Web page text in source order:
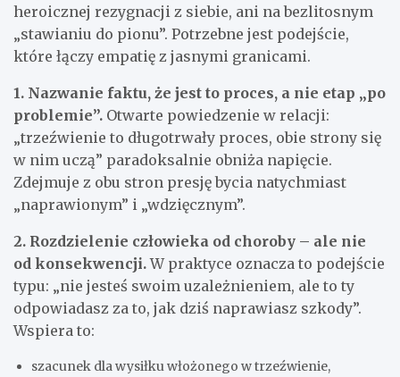
heroicznej rezygnacji z siebie, ani na bezlitosnym
„stawianiu do pionu”. Potrzebne jest podejście,
które łączy empatię z jasnymi granicami.
1. Nazwanie faktu, że jest to proces, a nie etap „po
problemie”. Otwarte powiedzenie w relacji:
„trzeźwienie to długotrwały proces, obie strony się
w nim uczą” paradoksalnie obniża napięcie.
Zdejmuje z obu stron presję bycia natychmiast
„naprawionym” i „wdzięcznym”.
2. Rozdzielenie człowieka od choroby – ale nie
od konsekwencji.W praktyce oznacza to podejście
typu: „nie jesteś swoim uzależnieniem, ale to ty
odpowiadasz za to, jak dziś naprawiasz szkody”.
Wspiera to:
szacunek dla wysiłku włożonego w trzeźwienie,